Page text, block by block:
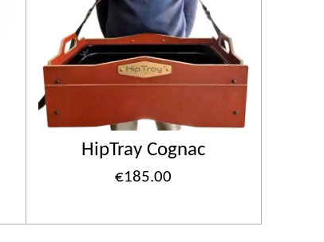
HipTray Cognac
€185.00